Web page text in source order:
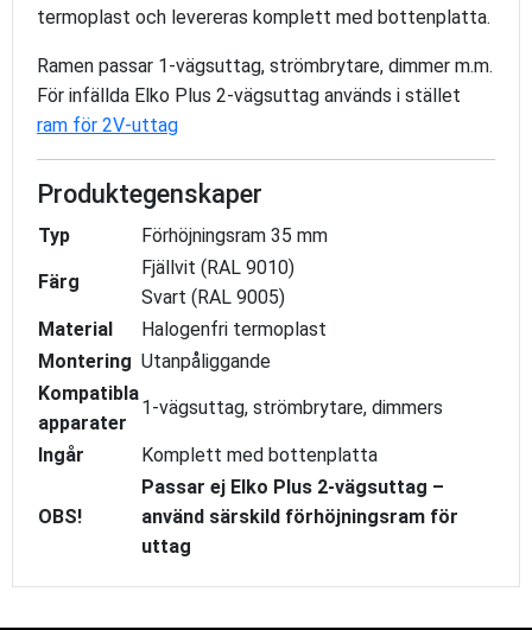
termoplast och levereras komplett med bottenplatta.
Ramen passar 1-vägsuttag, strömbrytare, dimmer m.m.
För infällda Elko Plus 2-vägsuttag används i stället
ram för 2V-uttag
Produktegenskaper
Typ Förhöjningsram 35 mm
Färg
Fjällvit (RAL 9010)
Svart (RAL 9005)
Material
Halogenfri termoplast
Montering Utanpåliggande
Kompatibla
apparater
1-vägsuttag, strömbrytare, dimmers
Ingår Komplett med bottenplatta
OBS!
Passar ej Elko Plus 2-vägsuttag –
använd särskild förhöjningsram för
uttag